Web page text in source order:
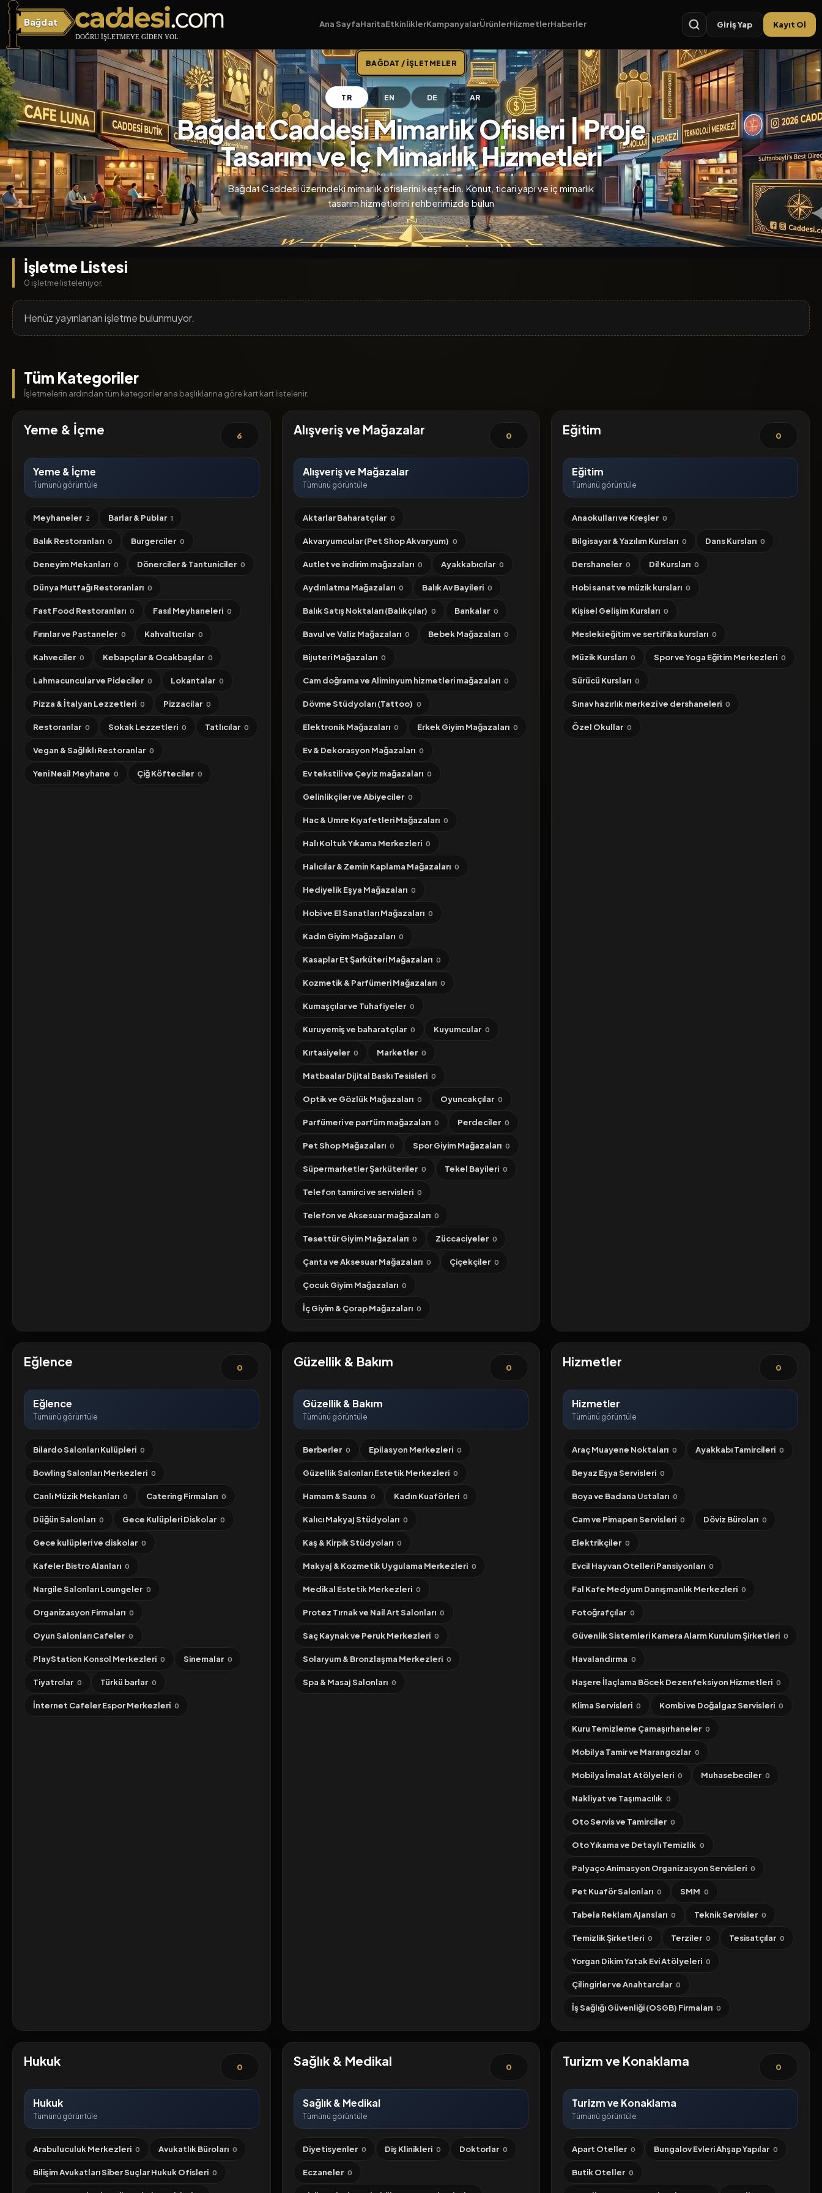
Bağdat
Bağdat Caddesi Ana SayfaHaritaEtkinliklerKampanyalarÜrünlerHizmetlerHaberler Giriş Yap Kayıt Ol
BAĞDAT / İŞLETMELER
TR EN DE AR
Bağdat Caddesi Mimarlık Ofisleri | Proje
Tasarım ve İç Mimarlık Hizmetleri
Bağdat Caddesi üzerindeki mimarlık ofislerini keşfedin. Konut, ticari yapı ve iç mimarlık
tasarım hizmetlerini rehberimizde bulun
İşletme Listesi
0 işletme listeleniyor.
Henüz yayınlanan işletme bulunmuyor.
Tüm Kategoriler
İşletmelerin ardından tüm kategoriler ana başlıklarına göre kart kart listelenir.
Yeme & İçme 6
Yeme & İçme
Tümünü görüntüle
Meyhaneler 2 Barlar & Publar 1
Balık Restoranları 0 Burgerciler 0
Deneyim Mekanları 0 Dönerciler & Tantuniciler 0
Dünya Mutfağı Restoranları 0
Fast Food Restoranları 0 Fasıl Meyhaneleri 0
Fırınlar ve Pastaneler 0 Kahvaltıcılar 0
Kahveciler 0 Kebapçılar & Ocakbaşılar 0
Lahmacuncular ve Pideciler 0 Lokantalar 0
Pizza & İtalyan Lezzetleri 0 Pizzacilar 0
Restoranlar 0 Sokak Lezzetleri 0 Tatlıcılar 0
Vegan & Sağlıklı Restoranlar 0
Yeni Nesil Meyhane 0 Çiğ Köfteciler 0
Alışveriş ve Mağazalar 0
Alışveriş ve Mağazalar
Tümünü görüntüle
Aktarlar Baharatçılar 0
Akvaryumcular (Pet Shop Akvaryum) 0
Autlet ve indirim mağazaları 0 Ayakkabıcılar 0
Aydınlatma Mağazaları 0 Balık Av Bayileri 0
Balık Satış Noktaları (Balıkçılar) 0 Bankalar 0
Bavul ve Valiz Mağazaları 0 Bebek Mağazaları 0
Bijuteri Mağazaları 0
Cam doğrama ve Aliminyum hizmetleri mağazaları 0
Dövme Stüdyoları (Tattoo) 0
Elektronik Mağazaları 0 Erkek Giyim Mağazaları 0
Ev & Dekorasyon Mağazaları 0
Ev tekstili ve Çeyiz mağazaları 0
Gelinlikçiler ve Abiyeciler 0
Hac & Umre Kıyafetleri Mağazaları 0
Halı Koltuk Yıkama Merkezleri 0
Halıcılar & Zemin Kaplama Mağazaları 0
Hediyelik Eşya Mağazaları 0
Hobi ve El Sanatları Mağazaları 0
Kadın Giyim Mağazaları 0
Kasaplar Et Şarküteri Mağazaları 0
Kozmetik & Parfümeri Mağazaları 0
Kumaşçılar ve Tuhafiyeler 0
Kuruyemiş ve baharatçılar 0 Kuyumcular 0
Kırtasiyeler 0 Marketler 0
Matbaalar Dijital Baskı Tesisleri 0
Optik ve Gözlük Mağazaları 0 Oyuncakçılar 0
Parfümeri ve parfüm mağazaları 0 Perdeciler 0
Pet Shop Mağazaları 0 Spor Giyim Mağazaları 0
Süpermarketler Şarküteriler 0 Tekel Bayileri 0
Telefon tamirci ve servisleri 0
Telefon ve Aksesuar mağazaları 0
Tesettür Giyim Mağazaları 0 Züccaciyeler 0
Çanta ve Aksesuar Mağazaları 0 Çiçekçiler 0
Çocuk Giyim Mağazaları 0
İç Giyim & Çorap Mağazaları 0
Eğitim 0
Eğitim
Tümünü görüntüle
Anaokulları ve Kreşler 0
Bilgisayar & Yazılım Kursları 0 Dans Kursları 0
Dershaneler 0 Dil Kursları 0
Hobi sanat ve müzik kursları 0
Kişisel Gelişim Kursları 0
Mesleki eğitim ve sertifika kursları 0
Müzik Kursları 0 Spor ve Yoga Eğitim Merkezleri 0
Sürücü Kursları 0
Sınav hazırlık merkezi ve dershaneleri 0
Özel Okullar 0
Eğlence 0
Eğlence
Tümünü görüntüle
Bilardo Salonları Kulüpleri 0
Bowling Salonları Merkezleri 0
Canlı Müzik Mekanları 0 Catering Firmaları 0
Düğün Salonları 0 Gece Kulüpleri Diskolar 0
Gece kulüpleri ve diskolar 0
Kafeler Bistro Alanları 0
Nargile Salonları Loungeler 0
Organizasyon Firmaları 0
Oyun Salonları Cafeler 0
PlayStation Konsol Merkezleri 0 Sinemalar 0
Tiyatrolar 0 Türkü barlar 0
İnternet Cafeler Espor Merkezleri 0
Güzellik & Bakım 0
Güzellik & Bakım
Tümünü görüntüle
Berberler 0 Epilasyon Merkezleri 0
Güzellik Salonları Estetik Merkezleri 0
Hamam & Sauna 0 Kadın Kuaförleri 0
Kalıcı Makyaj Stüdyoları 0
Kaş & Kirpik Stüdyoları 0
Makyaj & Kozmetik Uygulama Merkezleri 0
Medikal Estetik Merkezleri 0
Protez Tırnak ve Nail Art Salonları 0
Saç Kaynak ve Peruk Merkezleri 0
Solaryum & Bronzlaşma Merkezleri 0
Spa & Masaj Salonları 0
Hizmetler 0
Hizmetler
Tümünü görüntüle
Araç Muayene Noktaları 0 Ayakkabı Tamircileri 0
Beyaz Eşya Servisleri 0
Boya ve Badana Ustaları 0
Cam ve Pimapen Servisleri 0 Döviz Büroları 0
Elektrikçiler 0
Evcil Hayvan Otelleri Pansiyonları 0
Fal Kafe Medyum Danışmanlık Merkezleri 0
Fotoğrafçılar 0
Güvenlik Sistemleri Kamera Alarm Kurulum Şirketleri 0
Havalandırma 0
Haşere İlaçlama Böcek Dezenfeksiyon Hizmetleri 0
Klima Servisleri 0 Kombi ve Doğalgaz Servisleri 0
Kuru Temizleme Çamaşırhaneler 0
Mobilya Tamir ve Marangozlar 0
Mobilya İmalat Atölyeleri 0 Muhasebeciler 0
Nakliyat ve Taşımacılık 0
Oto Servis ve Tamirciler 0
Oto Yıkama ve Detaylı Temizlik 0
Palyaço Animasyon Organizasyon Servisleri 0
Pet Kuaför Salonları 0 SMM 0
Tabela Reklam Ajansları 0 Teknik Servisler 0
Temizlik Şirketleri 0 Terziler 0 Tesisatçılar 0
Yorgan Dikim Yatak Evi Atölyeleri 0
Çilingirler ve Anahtarcılar 0
İş Sağlığı Güvenliği (OSGB) Firmaları 0
Hukuk 0
Hukuk
Tümünü görüntüle
Arabuluculuk Merkezleri 0 Avukatlık Büroları 0
Bilişim Avukatları Siber Suçlar Hukuk Ofisleri 0
Sağlık & Medikal 0
Sağlık & Medikal
Tümünü görüntüle
Diyetisyenler 0 Diş Klinikleri 0 Doktorlar 0
Eczaneler 0
Turizm ve Konaklama 0
Turizm ve Konaklama
Tümünü görüntüle
Apart Oteller 0 Bungalov Evleri Ahşap Yapılar 0
Butik Oteller 0